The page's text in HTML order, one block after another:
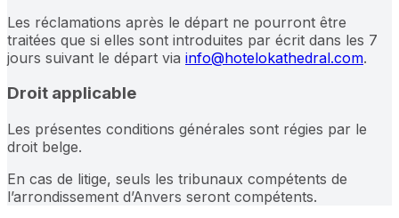
Les réclamations après le départ ne pourront être
traitées que si elles sont introduites par écrit dans les 7
jours suivant le départ via info@hotelokathedral.com.
Droit applicable
Les présentes conditions générales sont régies par le
droit belge.
En cas de litige, seuls les tribunaux compétents de
l’arrondissement d’Anvers seront compétents.